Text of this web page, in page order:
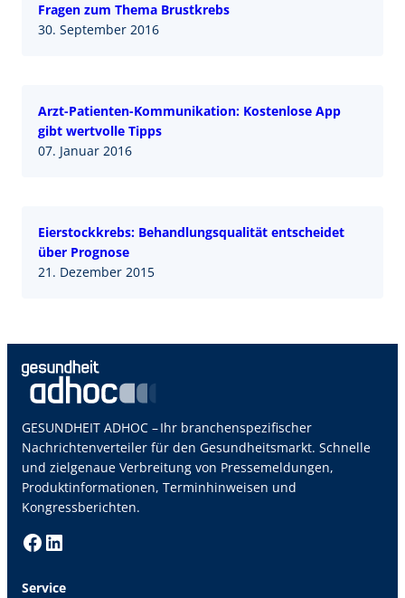
Fragen zum Thema Brustkrebs
30. September 2016
Arzt-Patienten-Kommunikation: Kostenlose App
gibt wertvolle Tipps
07. Januar 2016
Eierstockkrebs: Behandlungsqualität entscheidet
über Prognose
21. Dezember 2015
GESUNDHEIT ADHOC – Ihr branchenspezifischer
Nachrichtenverteiler für den Gesundheitsmarkt. Schnelle
und zielgenaue Verbreitung von Pressemeldungen,
Produktinformationen, Terminhinweisen und
Kongressberichten.
Facebook LinkedIn
Service